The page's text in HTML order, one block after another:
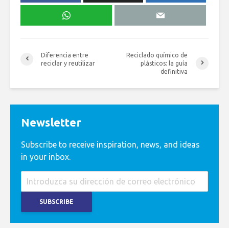
Diferencia entre
reciclar y reutilizar
Reciclado químico de
plásticos: la guía
definitiva
Newsletter
Subscribe to receive inspiration, news, and ideas
in your inbox.